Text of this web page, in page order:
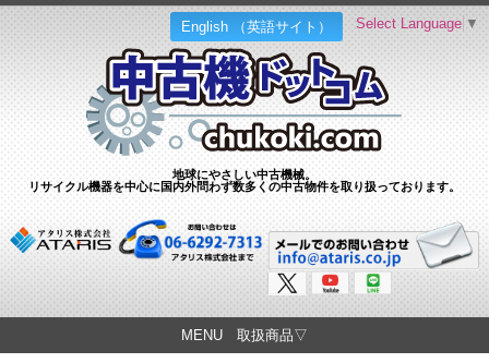
English （英語サイト）
地球にやさしい中古機械。
リサイクル機器を中心に国内外問わず数多くの中古物件を取り扱っております。
Select Language ▼
MENU 取扱商品▽